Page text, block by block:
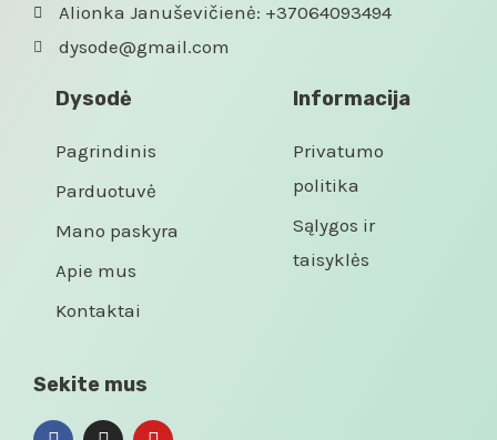
Alionka Januševičienė: +37064093494
dysode@gmail.com
Dysodė
Pagrindinis
Parduotuvė
Mano paskyra
Apie mus
Kontaktai
Informacija
Privatumo
politika
Sąlygos ir
taisyklės
Sekite mus